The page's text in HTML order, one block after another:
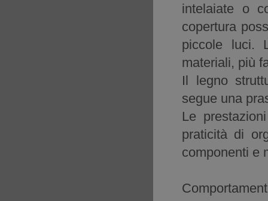
intelaiate o
copertura
piccole luci.
materiali, più
Il legno
segue una
Le
praticità di
componenti e